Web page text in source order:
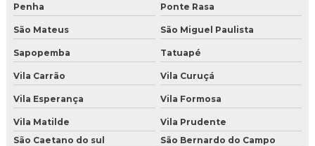
Empresa de gelo seco em nuggets
Fabricante de gelo seco perto de mim
Fornecedor de gelo seco em nuggets
Fornecedor de gelo seco em Salvador
Penha Ponte Rasa
São Mateus São Miguel Paulista
Sapopemba Tatuapé
Vila Carrão Vila Curuçá
Vila Esperança Vila Formosa
Vila Matilde
Vila Prudente
São Caetano do sul
São Bernardo do Campo